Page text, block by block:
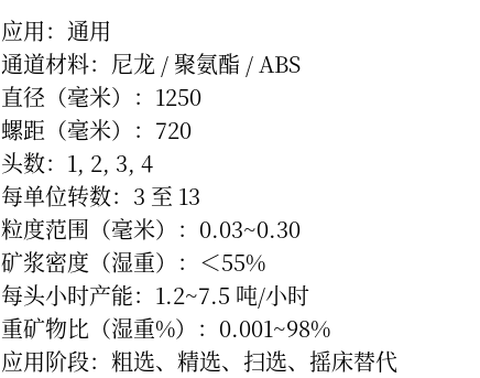
应用：通用
通道材料：尼龙 / 聚氨酯 / ABS
直径（毫米）：1250
螺距（毫米）：720
头数：1, 2, 3, 4
每单位转数：3 至 13
粒度范围（毫米）：0.03~0.30
矿浆密度（湿重）：＜55%
每头小时产能：1.2~7.5 吨/小时
重矿物比（湿重%）：0.001~98%
应用阶段：粗选、精选、扫选、摇床替代